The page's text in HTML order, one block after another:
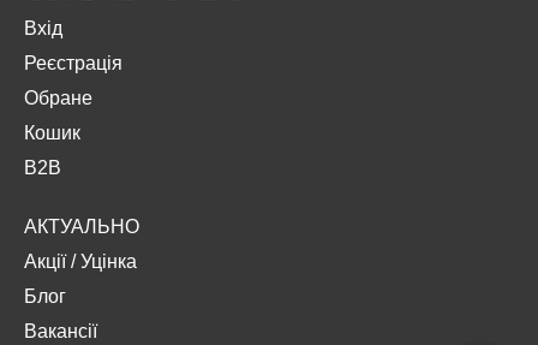
Вхід
Реєстрація
Обране
Кошик
B2B
АКТУАЛЬНО
Акції/Уцінка
Блог
Вакансії